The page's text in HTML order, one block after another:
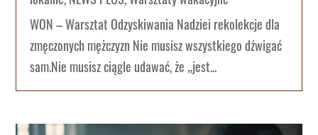
WON – Warsztat Odzyskiwania Nadziei rekolekcje dla
zmęczonych mężczyzn Nie musisz wszystkiego dźwigać
sam.Nie musisz ciągle udawać, że „jest...